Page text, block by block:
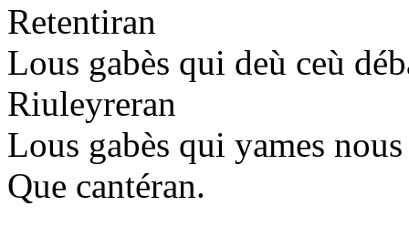
Retentiran
Lous gabès qui deù ceù
Riuleyreran
Lous gabès qui yames
Que cantéran.